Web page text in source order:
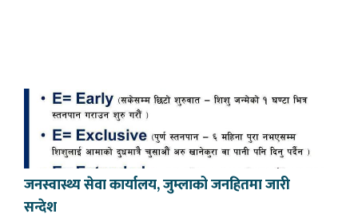
जनस्वास्थ्य सेवा कार्यालय, जुम्लाको जनहितमा जारी
सन्देश